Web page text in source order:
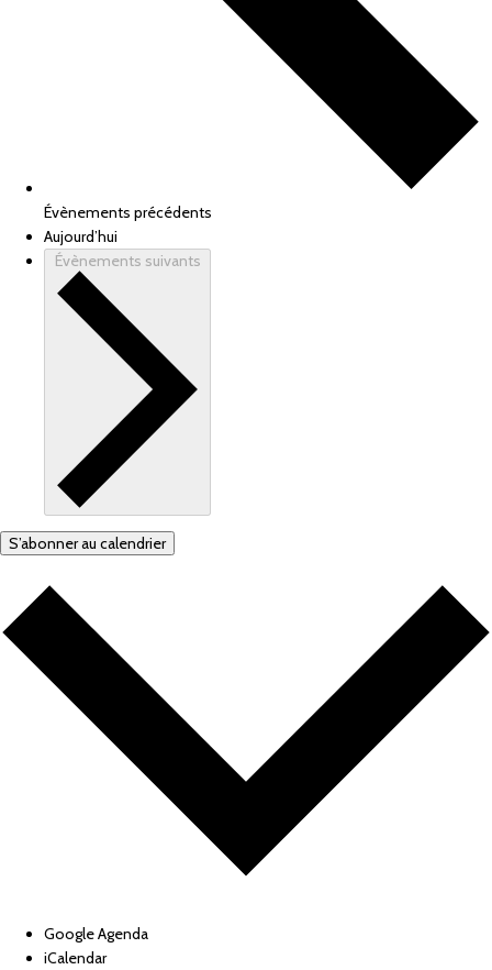
Évènements précédents
Aujourd’hui
Évènements suivants
S’abonner au calendrier
Google Agenda
iCalendar